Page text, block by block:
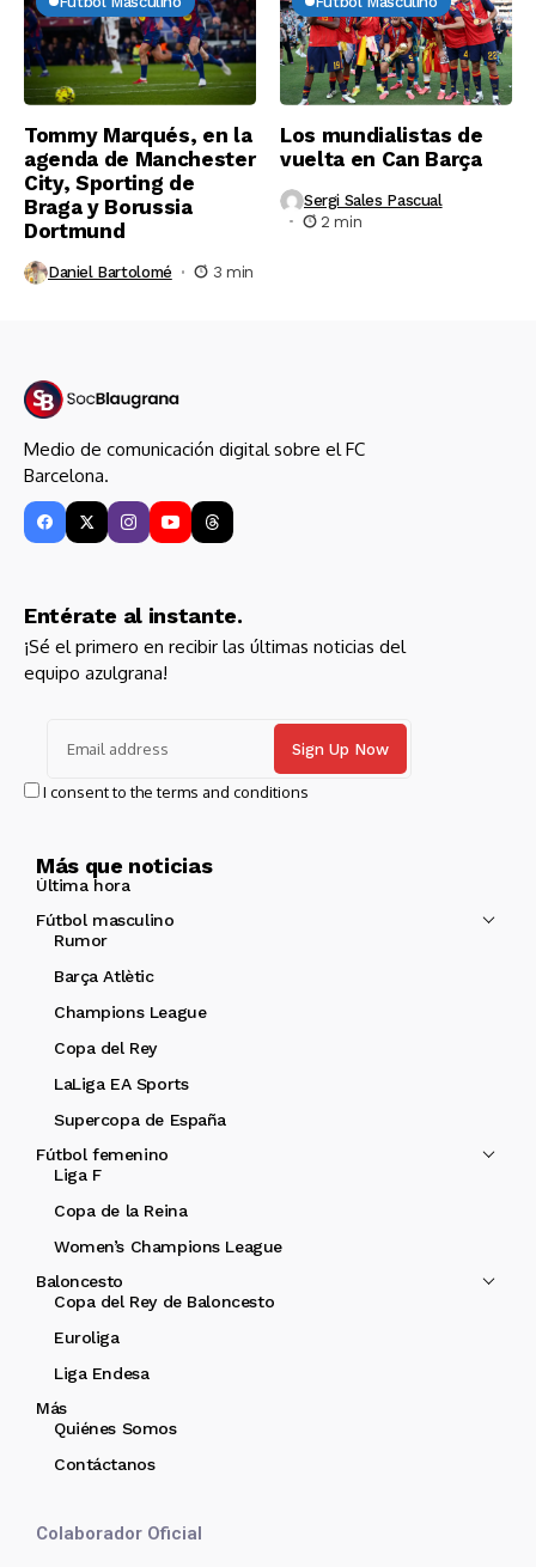
Tommy Marqués, en la
agenda de Manchester
City, Sporting de
Braga y Borussia
Dortmund
Daniel Bartolomé 3 min
Los mundialistas de
vuelta en Can Barça
Sergi Sales Pascual
2 min
Medio de comunicación digital sobre el FC
Barcelona.
Entérate al instante.
¡Sé el primero en recibir las últimas noticias del
equipo azulgrana!
I consent to the terms and conditions
Más que noticias
Última hora
Fútbol masculino
Rumor
Barça Atlètic
Champions League
Copa del Rey
LaLiga EA Sports
Supercopa de España
Fútbol femenino
Liga F
Copa de la Reina
Women’s Champions League
Baloncesto
Copa del Rey de Baloncesto
Euroliga
Liga Endesa
Más
Quiénes Somos
Contáctanos
Colaborador Oficial